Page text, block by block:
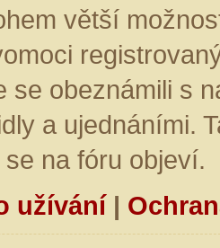
větší
se obeznámili s
a ujednáními.
na fóru objeví.
užívání|